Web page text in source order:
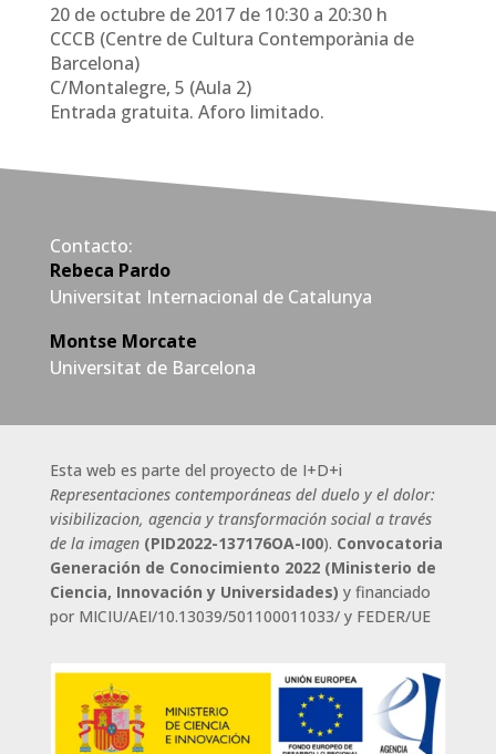
20 de octubre de 2017 de 10:30 a 20:30 h
CCCB (Centre de Cultura Contemporània de
Barcelona)
C/Montalegre, 5 (Aula 2)
Entrada gratuita. Aforo limitado.
Contacto:
Rebeca Pardo
Universitat Internacional de Catalunya
Montse Morcate
Universitat de Barcelona
Esta web es parte del proyecto de I+D+i
Representaciones contemporáneas del duelo y el dolor:
visibilizacion, agencia y transformación social a través
de la imagen (PID2022-137176OA-I00). Convocatoria
Generación de Conocimiento 2022 (Ministerio de
Ciencia, Innovación y Universidades) y financiado
por MICIU/AEI/10.13039/501100011033/ y FEDER/UE